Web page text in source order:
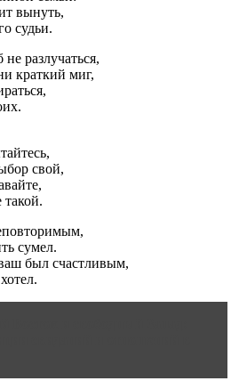
вынуть,
судьи.
разлучаться,
краткий миг,
свой,
сумел.
был счастливым,